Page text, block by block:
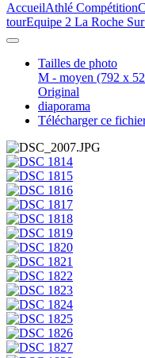
AccueilAthlé Compétition
tourEquipe 2 La Roche
Tailles de photo
M - moyen (792 x
Original
diaporama
Télécharger ce